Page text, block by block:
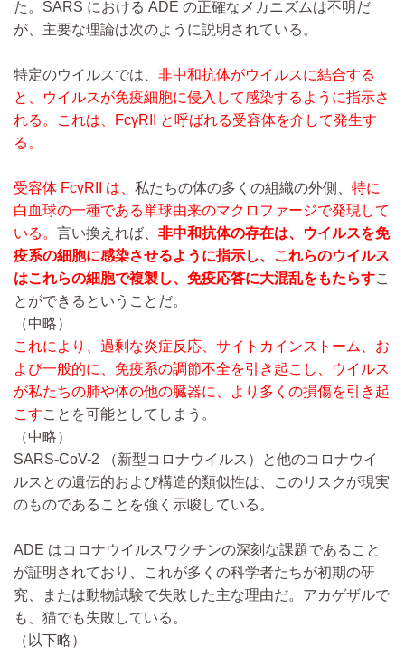
た。SARS における ADE の正確なメカニズムは不明だ
が、主要な理論は次のように説明されている。
特定のウイルスでは、 非中和抗体がウイルスに結合する
と、ウイルスが免疫細胞に侵入して感染するように指示さ
れる。これは、FcγRII と呼ばれる受容体を介して発生す
る。
受容体 FcγRII は、 私たちの体の多くの組織の外側、 特に
白血球の一種である単球由来のマクロファージで発現して
いる。 言い換えれば、 非中和抗体の存在は、ウイルスを免
疫系の細胞に感染させるように指示し、これらのウイルス
はこれらの細胞で複製し、免疫応答に大混乱をもたらすこ
とができるということだ。
（中略）
これにより、過剰な炎症反応、サイトカインストーム、お
よび一般的に、免疫系の調節不全を引き起こし、ウイルス
が私たちの肺や体の他の臓器に、より多くの損傷を引き起
こすことを可能としてしまう。
（中略）
SARS-CoV-2 （新型コロナウイルス）と他のコロナウイ
ルスとの遺伝的および構造的類似性は、このリスクが現実
のものであることを強く示唆している。
ADE はコロナウイルスワクチンの深刻な課題であること
が証明されており、これが多くの科学者たちが初期の研
究、または動物試験で失敗した主な理由だ。アカゲザルで
も、猫でも失敗している。
（以下略）